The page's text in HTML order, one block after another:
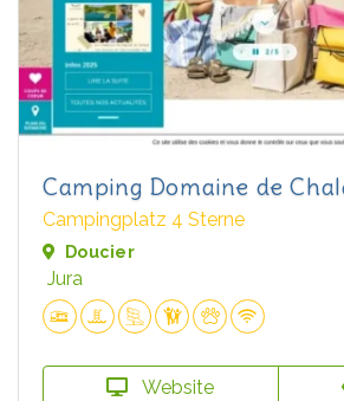
Camping Domaine de
Campingplatz 4 Sterne
Doucier
Jura
Website